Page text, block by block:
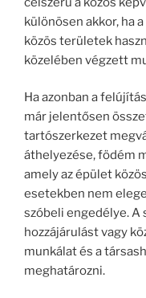
különösen akkor, ha
közös területek
közelében végzett
Ha azonban a
már jelentősen
tartószerkezet
áthelyezése, födém
amely az épület
esetekben nem
szóbeli engedélye. A
hozzájárulást vagy
munkálat és a
meghatározni.